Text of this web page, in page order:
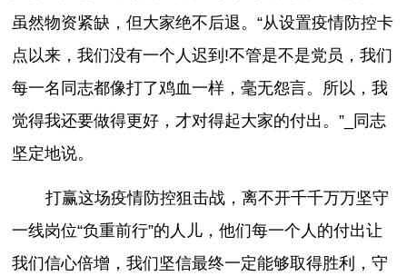
虽然物资紧缺，但大家绝不后退。“从设置疫情防控卡
点以来，我们没有一个人迟到!不管是不是党员，我们
每一名同志都像打了鸡血一样，毫无怨言。所以，我
觉得我还要做得更好，才对得起大家的付出。”_同志
坚定地说。
打赢这场疫情防控狙击战，离不开千千万万坚守
一线岗位“负重前行”的人儿，他们每一个人的付出让
我们信心倍增，我们坚信最终一定能够取得胜利，守